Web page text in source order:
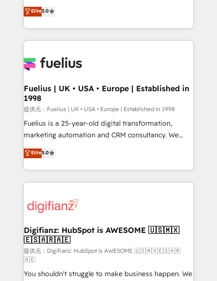
implementations delivered. AI visibility coverage
across ChatGPT, Claude, Perplexity, Gemini and
Innovation HubSpot Impact Award - Platform
Migration Excellence HubSpot Impact Award -
professionals.
complexity, so your team can put HubSpot to work...
Welcome to our Profile! We help with: • CRM
implementation, reports, workflows, and team
training • CRM migration from Salesforce, Pipedrive,
custom API integrations with ERP (and other
operations A little about us: • Boutique 'Elite' team of
12 • 150+ clients across Sales Hub, Marketing Hub,
Service Hub, Data Hub and CMS • ISO/IEC
27001:2022, ISO 9001:2015, and ISO 42001:2023
certified - the AI management standard • GuardHub:
Ready for the next step? Click the 👈 '𝗖𝗼𝗻𝘁𝗮𝗰𝘁
𝗯𝘂𝘀𝗶𝗻𝗲𝘀𝘀' button to get in touch (𝘸𝘦'𝘳𝘦 𝘴𝘶𝘱𝘦𝘳
Elite5.0
Fuelius | UK • USA • Europe | Established in
1998
提供元：Fuelius | UK • USA • Europe | Established in 1998
Fuelius is a 25-year-old digital transformation,
marketing automation and CRM consultancy. We
enable mid-market and enterprise clients to
maximise their return from digital and fuel their
growth. We modernise platforms, streamline
operations that are causing inefficiencies, improve
supercharge revenue operations Key services: • CRM
Transformation / Web Development • RevOps &
Sales Consulting • Marketing Automation What
makes us different? 🚀 Top 0.5% of global HubSpot
agencies ⚙️ The strongest technical ability and
integration capabilities 💼 Consultative, long-term
Elite5.0
Digifianz: HubSpot is AWESOME 🇺🇸🇲🇽
🇪🇸🇦🇷🇦🇪
提供元：Digifianz: HubSpot is AWESOME 🇺🇸🇲🇽🇪🇸🇦🇷
🇦🇪
You shouldn't struggle to make business happen. We